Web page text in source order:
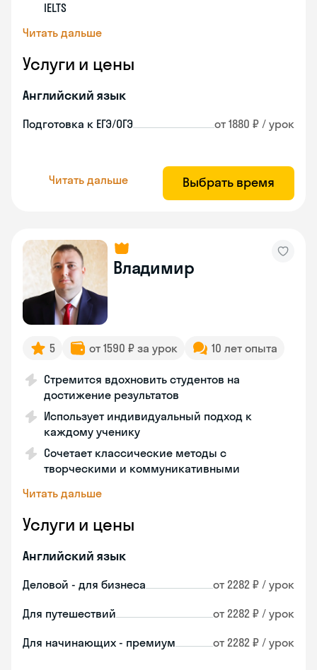
IELTS
Читать дальше
Услуги и цены
Английский язык
Подготовка к ЕГЭ/ОГЭ от 1880 ₽ / урок
Читать дальше Выбрать время
Владимир
5 от 1590 ₽ за урок 10 лет опыта
Стремится вдохновить студентов на
достижение результатов
Использует индивидуальный подход к
каждому ученику
Сочетает классические методы с
творческими и коммуникативными
Читать дальше
Услуги и цены
Английский язык
Деловой - для бизнеса от 2282 ₽ / урок
Для путешествий от 2282 ₽ / урок
Для начинающих - премиум от 2282 ₽ / урок